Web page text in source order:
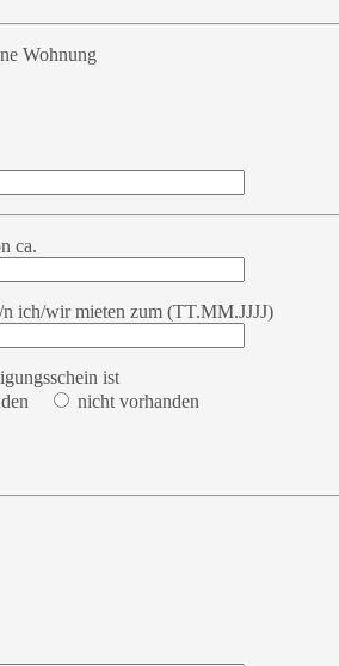
Wohnung
ca.
ich/wir mieten zum (TT.MM.JJJJ)
ist
nicht vorhanden